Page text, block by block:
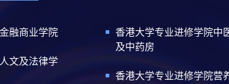
融商业学院
文及法律学
香港大学专业进修学院中
及中药房
香港大学专业进修学院营